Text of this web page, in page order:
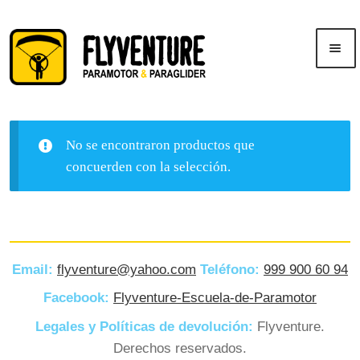
Saltar
navegación
Ir
contenido
Men
ú
Publicidad
No se encontraron productos que
concuerden con la selección.
Email: flyventure@yahoo.com Teléfono: 999 900 60 94
Facebook: Flyventure-Escuela-de-Paramotor
Legales y Políticas de devolución: Flyventure.
Derechos reservados.